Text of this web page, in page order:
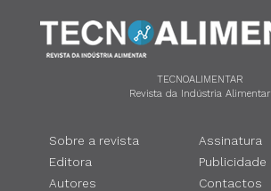
TECNOALIMENTAR
Revista da Indústria Alimentar
Sobre a revista
Editora
Autores
Assinatura
Publicidade
Contactos